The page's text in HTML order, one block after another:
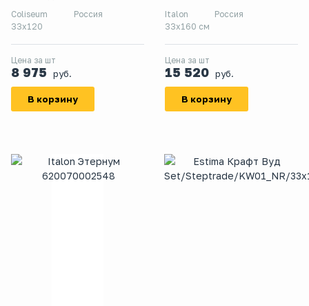
Coliseum
Россия
33x120
Цена за шт
8 975 руб.
В корзину
Italon
Россия
33x160 см
Цена за шт
15 520 руб.
В корзину